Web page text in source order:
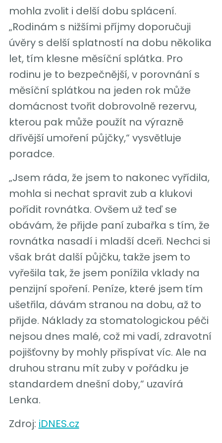
mohla zvolit i delší dobu splácení.
„Rodinám s nižšími příjmy doporučuji
úvěry s delší splatností na dobu několika
let, tím klesne měsíční splátka. Pro
rodinu je to bezpečnější, v porovnání s
měsíční splátkou na jeden rok může
domácnost tvořit dobrovolně rezervu,
kterou pak může použít na výrazně
dřívější umoření půjčky,“ vysvětluje
poradce.
„Jsem ráda, že jsem to nakonec vyřídila,
mohla si nechat spravit zub a klukovi
pořídit rovnátka. Ovšem už teď se
obávám, že přijde paní zubařka s tím, že
rovnátka nasadí i mladší dceři. Nechci si
však brát další půjčku, takže jsem to
vyřešila tak, že jsem ponížila vklady na
penzijní spoření. Peníze, které jsem tím
ušetřila, dávám stranou na dobu, až to
přijde. Náklady za stomatologickou péči
nejsou dnes malé, což mi vadí, zdravotní
pojišťovny by mohly přispívat víc. Ale na
druhou stranu mít zuby v pořádku je
standardem dnešní doby,“ uzavírá
Lenka.
Zdroj: iDNES.cz